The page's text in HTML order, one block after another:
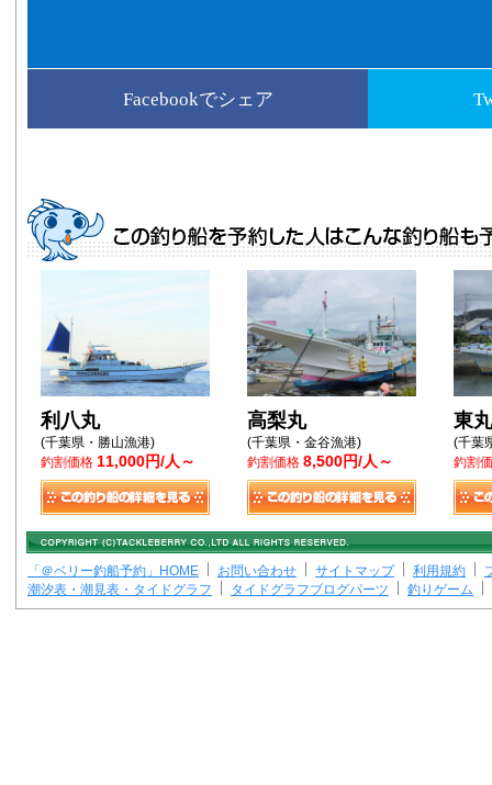
Facebookでシェア
利八丸
(千葉県・勝山漁港)
釣割価格 11,000円/人～
高梨丸
(千葉県・金谷漁港)
釣割価格 8,500円/人～
東丸
(千葉
釣割
「＠ベリー釣船予約」HOME お問い合わせ サイトマップ 利用規約
潮汐表・潮見表・タイドグラフ
タイドグラフブログパーツ 釣りゲーム